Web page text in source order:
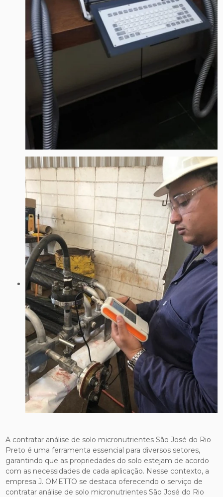
A contratar análise de solo micronutrientes São José do Rio
Preto é uma ferramenta essencial para diversos setores,
garantindo que as propriedades do solo estejam de acordo
com as necessidades de cada aplicação. Nesse contexto, a
empresa J. OMETTO se destaca oferecendo o serviço de
contratar análise de solo micronutrientes São José do Rio